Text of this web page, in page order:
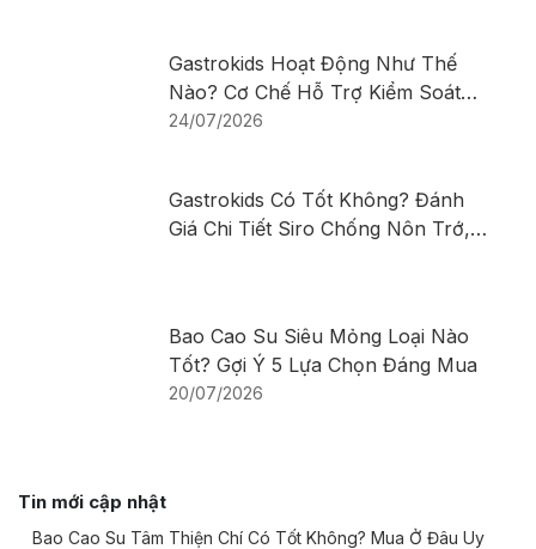
Gastrokids Hoạt Động Như Thế
Nào? Cơ Chế Hỗ Trợ Kiểm Soát
Nôn Trớ, Trào Ngược Ở Trẻ Sơ
24/07/2026
Gastrokids Có Tốt Không? Đánh
Giá Chi Tiết Siro Chống Nôn Trớ,
Bao Cao Su Siêu Mỏng Loại Nào
Tốt? Gợi Ý 5 Lựa Chọn Đáng Mua
20/07/2026
Tin mới cập nhật
Bao Cao Su Tâm Thiện Chí Có Tốt Không? Mua Ở Đâu Uy